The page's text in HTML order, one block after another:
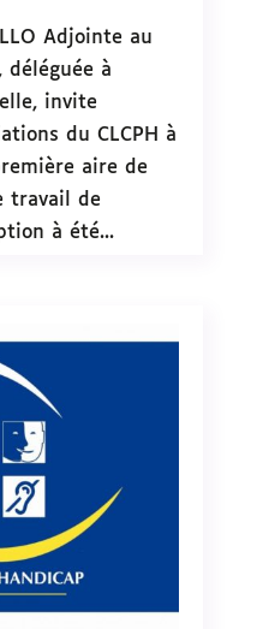
Adjointe au
à
invite
du CLCPH à
aire de
travail de
à été...